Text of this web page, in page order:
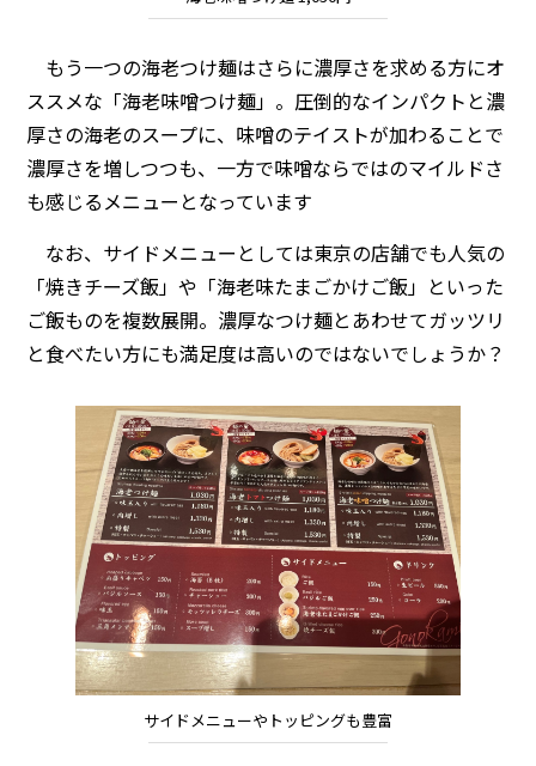
もう一つの海老つけ麺はさらに濃厚さを求める方にオ
ススメな「海老味噌つけ麺」。圧倒的なインパクトと濃
厚さの海老のスープに、味噌のテイストが加わることで
濃厚さを増しつつも、一方で味噌ならではのマイルドさ
も感じるメニューとなっています
なお、サイドメニューとしては東京の店舗でも人気の
「焼きチーズ飯」や「海老味たまごかけご飯」といった
ご飯ものを複数展開。濃厚なつけ麺とあわせてガッツリ
と食べたい方にも満足度は高いのではないでしょうか？
サイドメニューやトッピングも豊富